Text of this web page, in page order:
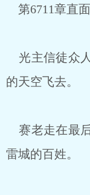
第6711章直
光主信徒众
的天空飞去。
赛老走在最
雷城的百姓。